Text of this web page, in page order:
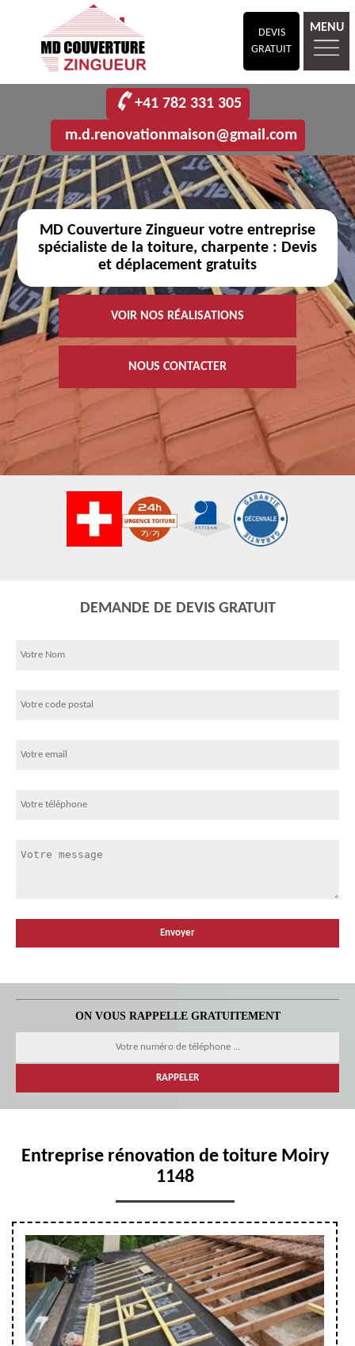
DEVIS
GRATUIT
MENU
+41 782 331 305
m.d.renovationmaison@gmail.com
MD Couverture Zingueur votre entreprise
spécialiste de la toiture, charpente : Devis
et déplacement gratuits
VOIR NOS RÉALISATIONS
NOUS CONTACTER
DEMANDE DE DEVIS GRATUIT
ON VOUS RAPPELLE GRATUITEMENT
Entreprise rénovation de toiture Moiry
1148